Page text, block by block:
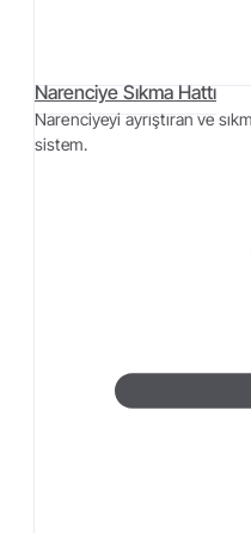
Narenciye Sıkma Hattı
Narenciyeyi ayrıştıran ve
sistem.